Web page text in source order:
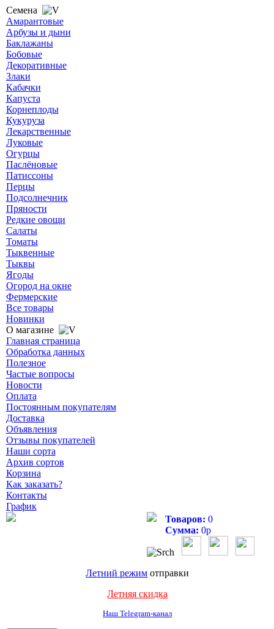
Семена
Амарантовые
Арбузы и дыни
Баклажаны
Бобовые
Декоративные
Злаки
Кабачки
Капуста
Корнеплоды
Кукуруза
Лекарственные
Луковые
Огурцы
Паслёновые
Патиссоны
Перцы
Подсолнечник
Пряности
Редкие овощи
Салаты
Томаты
Тыквенные
Тыквы
Ягоды
Огород на окне
Фермерские
Все товары
Новинки
О магазине
Главная страница
Обработка данных
Полезное
Частые вопросы
Новости
Оплата
Постоянным покупателям
Доставка
Объявления
Отзывы покупателей
Наши сорта
Архив сортов
Корзина
Как заказать?
Контакты
График
Товаров: 0
Сумма: 0р
Летний режим отправки
Летняя скидка
Наш Telegram-канал